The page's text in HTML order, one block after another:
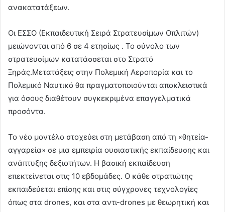
ανακατατάξεων.
Οι ΕΣΣΟ (Εκπαιδευτική Σειρά Στρατευσίμων Οπλιτών)
μειώνονται από 6 σε 4 ετησίως . Το σύνολο των
στρατευσίμων κατατάσσεται στο Στρατό
Ξηράς.Μετατάξεις στην Πολεμική Αεροπορία και το
Πολεμικό Ναυτικό θα πραγματοποιούνται αποκλειστικά
για όσους διαθέτουν συγκεκριμένα επαγγελματικά
προσόντα.
Το νέο μοντέλο στοχεύει στη μετάβαση από τη «θητεία-
αγγαρεία» σε μια εμπειρία ουσιαστικής εκπαίδευσης και
ανάπτυξης δεξιοτήτων. Η βασική εκπαίδευση
επεκτείνεται στις 10 εβδομάδες. Ο κάθε στρατιώτης
εκπαιδεύεται επίσης και στις σύγχρονες τεχνολογίες
όπως στα drones, και στα αντι-drones με θεωρητική και